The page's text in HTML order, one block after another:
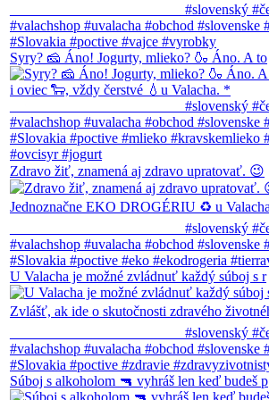
Syry? 🧀 Áno! Jogurty, mlieko? 🍶 Áno. A to
Zdravo žiť, znamená aj zdravo upratovať. 😉
U Valacha je možné zvládnuť každý súboj s r
Súboj s alkoholom 🔫 vyhráš len keď budeš p